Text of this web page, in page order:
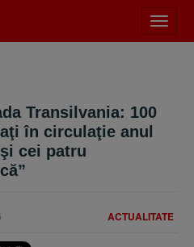
meniu
Transilvania: 100
în circulaţie anul
cei patru
ACTUALITATE